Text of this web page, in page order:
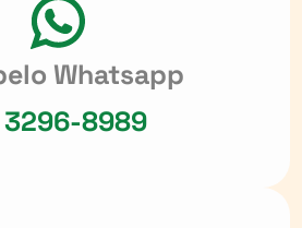
Whatsapp
3296-8989